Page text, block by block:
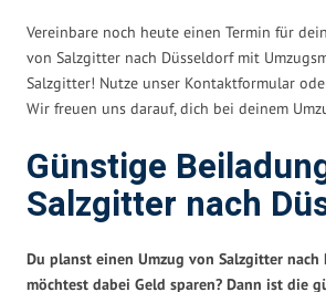
Vereinbare noch heute einen Termin für
von Salzgitter nach Düsseldorf mit
Salzgitter! Nutze unser Kontaktformular
Wir freuen uns darauf, dich bei deinem
Günstige
Salzgitter nach
Du planst einen Umzug von Salzgitter nach
möchtest dabei Geld sparen? Dann ist die